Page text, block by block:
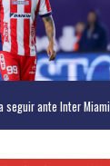
seguir ante Inter Miami